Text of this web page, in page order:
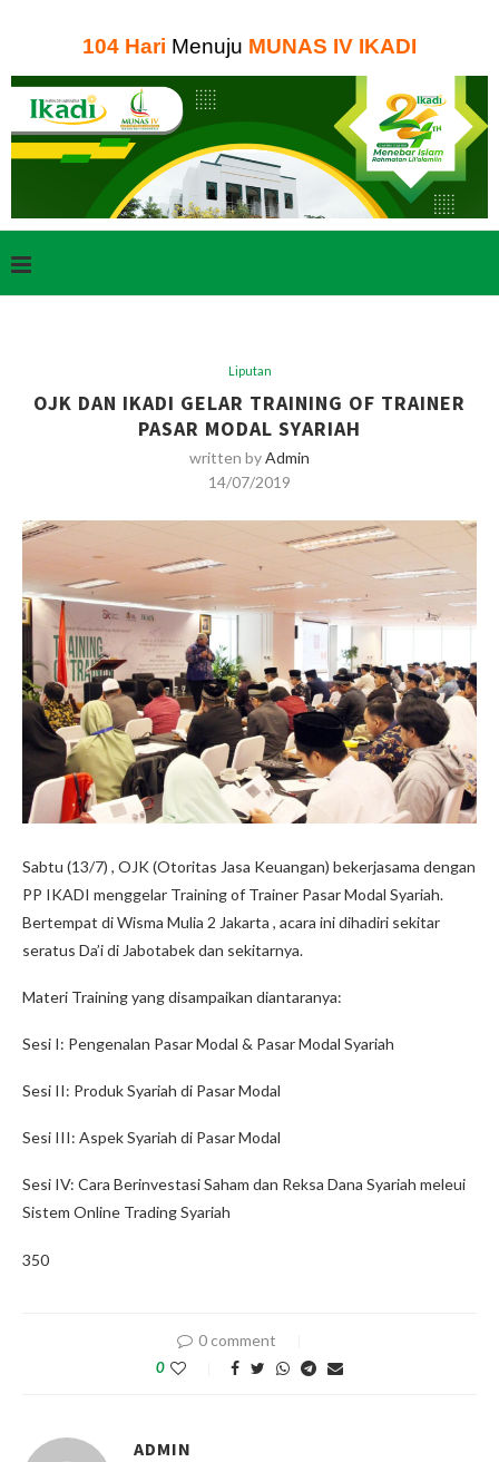
104 Hari Menuju MUNAS IV IKADI
Liputan
OJK DAN IKADI GELAR TRAINING OF TRAINER
PASAR MODAL SYARIAH
written byAdmin
14/07/2019
Sabtu (13/7) , OJK (Otoritas Jasa Keuangan) bekerjasama dengan
PP IKADI menggelar Training of Trainer Pasar Modal Syariah.
Bertempat di Wisma Mulia 2 Jakarta , acara ini dihadiri sekitar
seratus Da’i di Jabotabek dan sekitarnya.
Materi Training yang disampaikan diantaranya:
Sesi I: Pengenalan Pasar Modal & Pasar Modal Syariah
Sesi II: Produk Syariah di Pasar Modal
Sesi III: Aspek Syariah di Pasar Modal
Sesi IV: Cara Berinvestasi Saham dan Reksa Dana Syariah meleui
Sistem Online Trading Syariah
350
0 comment
0
ADMIN